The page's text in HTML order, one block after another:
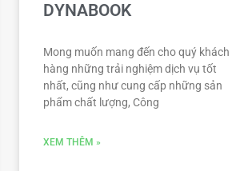
DYNABOOK
Mong muốn mang đến cho quý khách
hàng những trải nghiệm dịch vụ tốt
nhất, cũng như cung cấp những sản
phẩm chất lượng, Công
XEM THÊM »